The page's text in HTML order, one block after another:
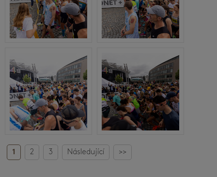
1 2 3 Následující >>